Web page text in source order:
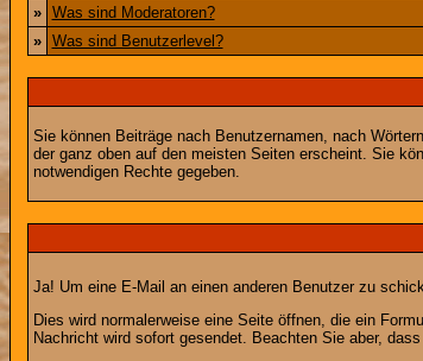
»
Was sind Moderatoren?
»
Was sind Benutzerlevel?
Sie können Beiträge nach Benutzernamen, nach
der ganz oben auf den meisten Seiten erscheint. Sie
notwendigen Rechte gegeben.
Ja! Um eine E-Mail an einen anderen Benutzer zu
Dies wird normalerweise eine Seite öffnen, die ein
Nachricht wird sofort gesendet. Beachten Sie aber,